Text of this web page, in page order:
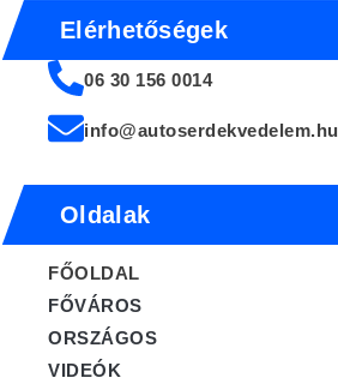
Elérhetőségek
06 30 156 0014
info@autoserdekvedelem.hu
FŐOLDAL
FŐVÁROS
ORSZÁGOS
VIDEÓK
Oldalak